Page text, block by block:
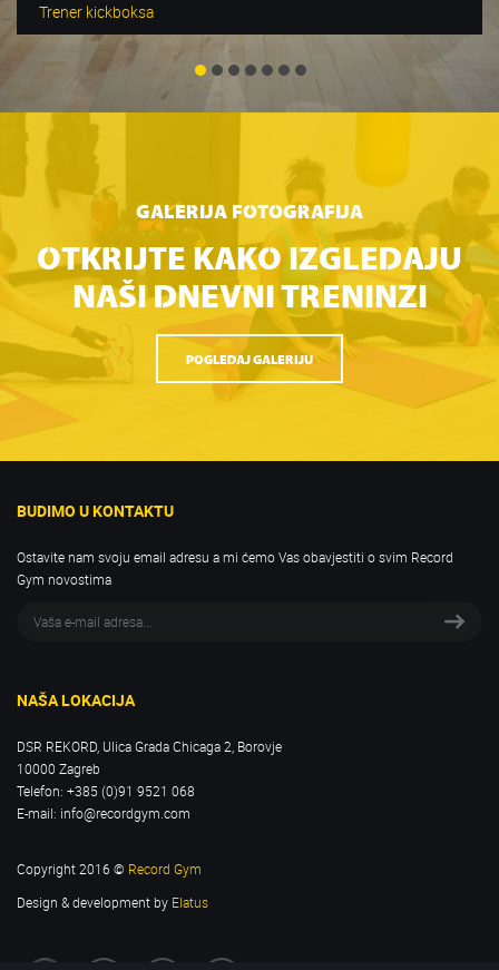
Trener kickboksa
GALERIJA FOTOGRAFIJA
OTKRIJTE KAKO IZGLEDAJU
NAŠI DNEVNI TRENINZI
POGLEDAJ GALERIJU
BUDIMO U KONTAKTU
Ostavite nam svoju email adresu a mi ćemo Vas obavjestiti o svim Record
Gym novostima
NAŠA LOKACIJA
DSR REKORD, Ulica Grada Chicaga 2, Borovje
10000 Zagreb
Telefon: +385 (0)91 9521 068
E-mail: info@recordgym.com
Copyright 2016 © Record Gym
Design & development by Elatus